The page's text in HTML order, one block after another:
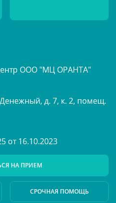
ООО "МЦ ОРАНТА"
д. 7, к. 2, помещ.
от 16.10.2023
НА ПРИЕМ
СРОЧНАЯ ПОМОЩЬ